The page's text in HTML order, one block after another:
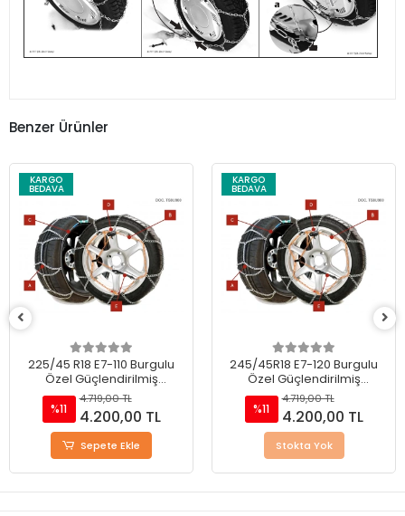
Benzer Ürünler
KARGO
BEDAVA
225/45 R18 E7-110 Burgulu
Özel Güçlendirilmiş
Takmatik Kar Zinciri
%11
4.719,00 TL
4.200,00 TL
Sepete Ekle
KARGO
BEDAVA
245/45R18 E7-120 Burgulu
Özel Güçlendirilmiş
Takmatik Kar Zinciri
%11
4.719,00 TL
4.200,00 TL
Stokta Yok